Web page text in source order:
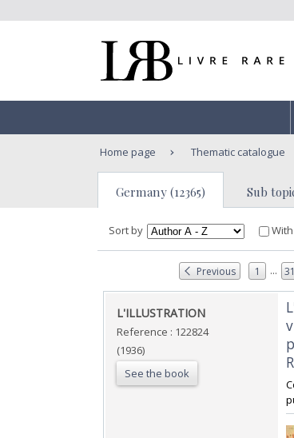
Home page Thematic catalogue
Germany (12365) Sub
Sort by
Previous 1 ...
‎L'ILLUSTRATION ‎
Reference : 122824
(1936)
See the book